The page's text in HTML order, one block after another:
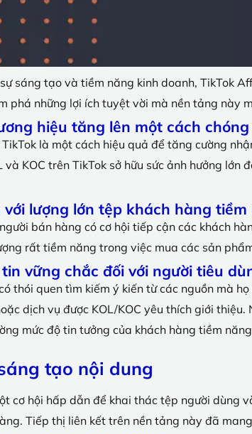
sáng tạo và tiềm năng kinh doanh, TikTok
phá những lợi ích tuyệt vời mà nền tảng này
hiệu tăng lên một cách
là một cách hiệu quả để tăng cường
và KOC trên TikTok sở hữu sức ảnh hưởng
với lượng lớn tệp khách hàng tiềm
bán hàng có cơ hội tiếp cận các khách
rất tiềm năng trong việc mua các sản
vững chắc đối với người tiêu
thói quen tìm kiếm ý kiến từ các nguồn mà
dịch vụ được KOL/KOC yêu thích giới
mức độ tin tưởng của khách hàng tiềm
tạo nội dung
cơ hội hấp dẫn để khai thác tệp người dùng
Tiếp thị liên kết trên nền tảng này đã